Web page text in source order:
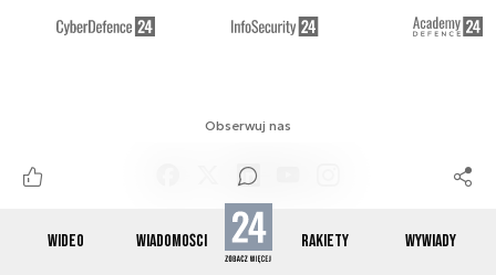
WIDEO WIADOMOŚCI RAKIETY WYWIADY
Obserwuj nas